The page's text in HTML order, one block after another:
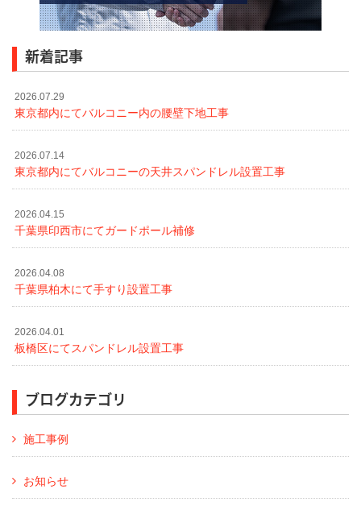
新着記事
2026.07.29
東京都内にてバルコニー内の腰壁下地工事
2026.07.14
東京都内にてバルコニーの天井スパンドレル設置工事
2026.04.15
千葉県印西市にてガードポール補修
2026.04.08
千葉県柏木にて手すり設置工事
2026.04.01
板橋区にてスパンドレル設置工事
ブログカテゴリ
施工事例
お知らせ